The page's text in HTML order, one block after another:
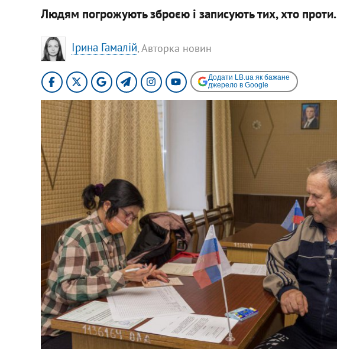
Людям погрожують зброєю і записують тих, хто проти.
Ірина Гамалій, Авторка новин
Додати LB.ua як бажане
джерело в Google